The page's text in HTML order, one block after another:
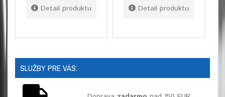
Detail produktu
Detail produktu
SLUŽBY PRE VÁS: